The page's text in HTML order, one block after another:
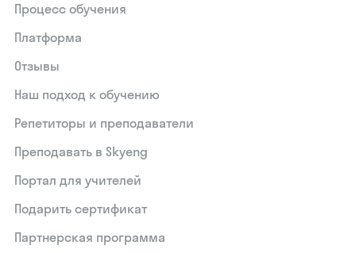
Процесс обучения
Платформа
Отзывы
Наш подход к обучению
Репетиторы и преподаватели
Преподавать в Skyeng
Портал для учителей
Подарить сертификат
Партнерская программа